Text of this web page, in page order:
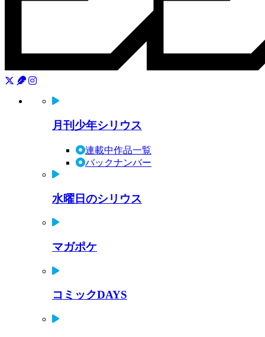
月刊少年シリウス
連載中作品一覧
バックナンバー
水曜日のシリウス
マガポケ
コミックDAYS